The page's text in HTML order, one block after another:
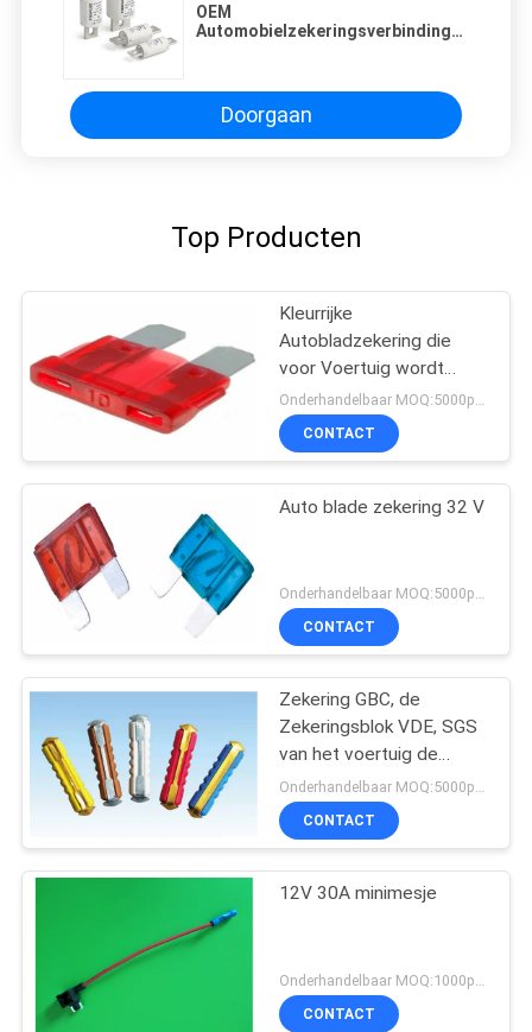
OEM
Automobielzekeringsverbindingen
Doorgaan
Top Producten
Kleurrijke
Autobladzekering die
voor Voertuig wordt
gebruikt
Onderhandelbaar MOQ:5000pcs
CONTACT
Auto blade zekering 32 V
Onderhandelbaar MOQ:5000pcs
CONTACT
Zekering GBC, de
Zekeringsblok VDE, SGS
van het voertuig de
Autoblad van het 8
Ampèreblad
CONTACT
12V 30A minimesje
CONTACT